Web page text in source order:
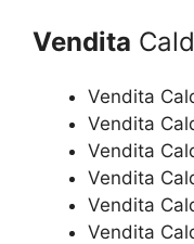
Vendita
Vendita
Vendita
Vendita
Vendita
Vendita
Vendita